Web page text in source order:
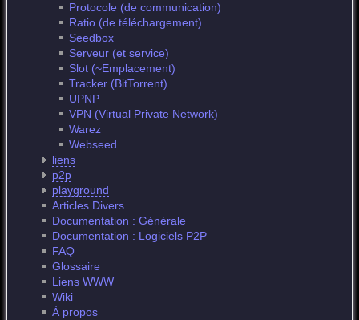
Protocole (de communication)
Ratio (de téléchargement)
Seedbox
Serveur (et service)
Slot (~Emplacement)
Tracker (BitTorrent)
UPNP
VPN (Virtual Private Network)
Warez
Webseed
liens
p2p
playground
Articles Divers
Documentation : Générale
Documentation : Logiciels P2P
FAQ
Glossaire
Liens WWW
Wiki
À propos